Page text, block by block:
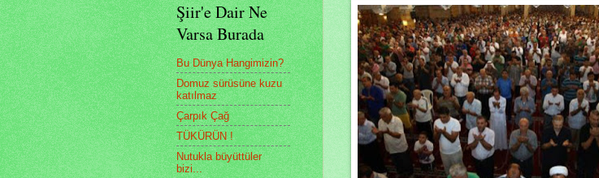
Şiir'e Dair Ne
Varsa Burada
Bu Dünya Hangimizin?
Domuz sürüsüne kuzu
katılmaz
Çarpık Çağ
TÜKÜRÜN !
Nutukla büyüttüler
bizi...